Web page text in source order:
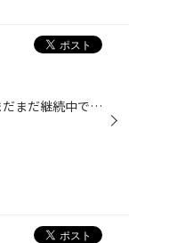
タイヤ館モリオカ 春の大商談会は 本日最終日！！ ホイール展示会は まだまだ継続中ですヾ(*´▽｀*) 22インチの迫力・・・ たまりません(●´д`●) 店内は 今日のお天気みたいに 春めいてますー！！ お花のホイール・・・ ここから会話に 花が咲きます(*´艸`*) タイヤ＆ホイールセットがお買得です！！ ...